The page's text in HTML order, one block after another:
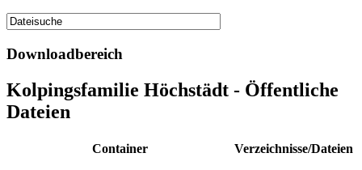
Downloadbereich
Kolpingsfamilie Höchstädt - Öffentliche
Dateien
Container Verzeichnisse/Dateien